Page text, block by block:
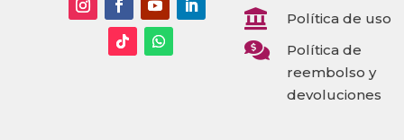
 Política de uso

Política de
reembolso y
devoluciones